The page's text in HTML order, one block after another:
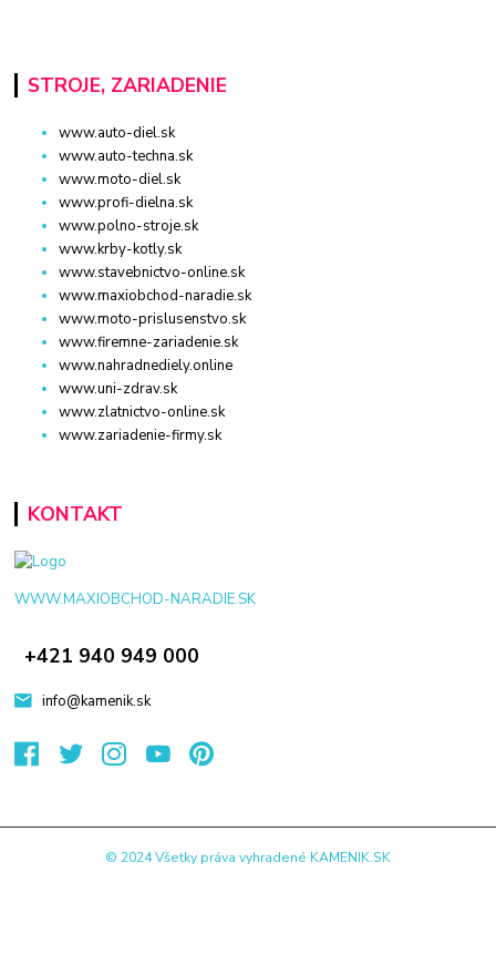
STROJE, ZARIADENIE
www.auto-diel.sk
www.auto-techna.sk
www.moto-diel.sk
www.profi-dielna.sk
www.polno-stroje.sk
www.krby-kotly.sk
www.stavebnictvo-online.sk
www.maxiobchod-naradie.sk
www.moto-prislusenstvo.sk
www.firemne-zariadenie.sk
www.nahradnediely.online
www.uni-zdrav.sk
www.zlatnictvo-online.sk
www.zariadenie-firmy.sk
KONTAKT
WWW.MAXIOBCHOD-NARADIE.SK
+421 940 949 000
info@kamenik.sk
© 2024 Všetky práva vyhradené KAMENIK.SK